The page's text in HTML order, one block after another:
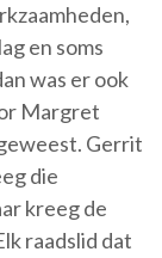
en soms
was er ook
Margret
Gerrit
die
kreeg de
raadslid dat